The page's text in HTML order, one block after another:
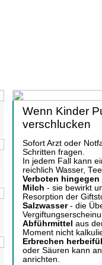
Wenn Kinder
verschlucken
Sofort Arzt oder
Schritten fragen.
In jedem Fall kann
reichlich Wasser,
Verboten
Milch - sie bewirkt
Resorption der
Salzwasser- die
Abführmittel aus
Moment nicht
Erbrechen
oder Säuren kann
anrichten.